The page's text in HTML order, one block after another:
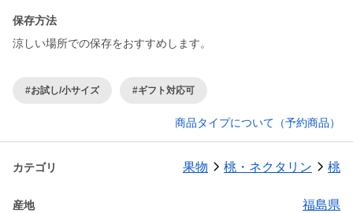
保存方法
涼しい場所での保存をおすすめします。
#お試し/小サイズ #ギフト対応可
商品タイプについて（予約商品）
カテゴリ 果物 桃・ネクタリン 桃
産地 福島県